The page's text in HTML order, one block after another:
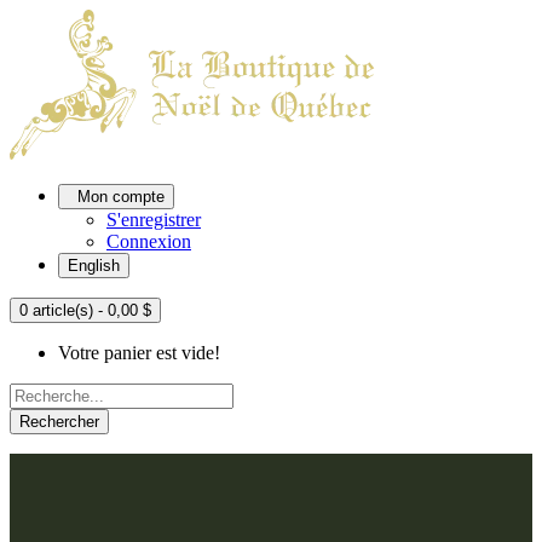
Mon compte
S'enregistrer
Connexion
English
0 article(s) - 0,00 $
Votre panier est vide!
Rechercher